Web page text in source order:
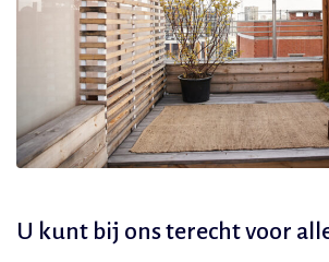
U kunt bij ons terecht voor